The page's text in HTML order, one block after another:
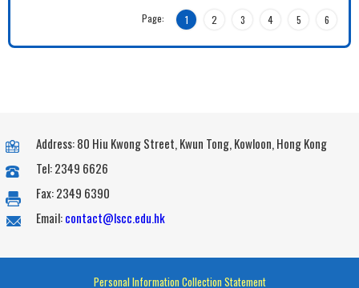
Page: 1 2 3 4 5 6
Address: 80 Hiu Kwong Street, Kwun Tong, Kowloon, Hong Kong
Tel: 2349 6626
Fax: 2349 6390
Email:contact@lscc.edu.hk
Personal Information Collection Statement